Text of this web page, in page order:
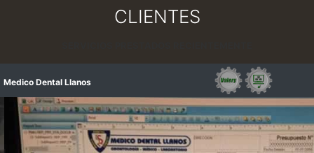
CLIENTES
Medico Dental Llanos